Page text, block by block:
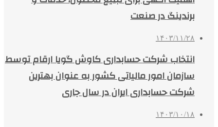
برندینگ در صنعت
۱۴۰۳/۱۱/۲۸
انتخاب شرکت حسابداری کاوش گویا ارقام توسط
سازمان امور مالیاتی کشور به عنوان بهترین
شرکت حسابداری ایران در سال جاری
۱۴۰۳/۱۰/۱۸